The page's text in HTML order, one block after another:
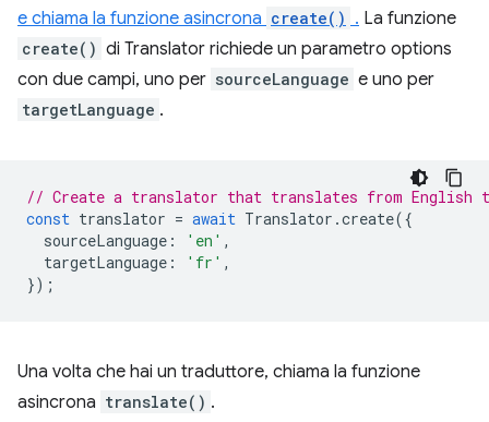
e chiama la funzione asincrona create() . La funzione
create() di Translator richiede un parametro options
con due campi, uno per sourceLanguage e uno per
targetLanguage .
// Create a translator that translates from English
const translator = await Translator .create({
sourceLanguage : 'en' ,
targetLanguage : 'fr' ,
});
Una volta che hai un traduttore, chiama la funzione
asincrona translate() .